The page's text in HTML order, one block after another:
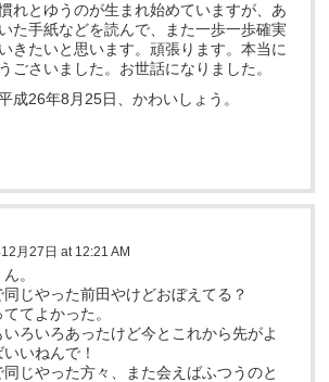
れとゆうのが生まれ始めていますが、あ
た手紙などを読んで、また一歩一歩確実
きたいと思います。頑張ります。本当に
ごさいました。お世話になりました。
成26年8月25日、かわいしょう。
月27日 at 12:21 AM
。
同じやった前田やけどおぼえてる？
てよかった。
いろいろあったけど今とこれから先がよ
いねんで！
同じやった方々、また会えばふつうのと